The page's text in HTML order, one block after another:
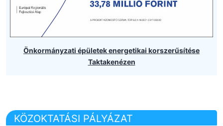
Önkormányzati épületek energetikai korszerűsítése
Taktakenézen
KÖZOKTATÁSI PÁLYÁZAT